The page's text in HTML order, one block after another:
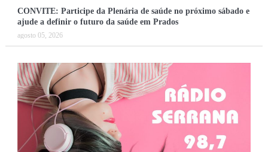
CONVITE: Participe da Plenária de saúde no próximo sábado e
ajude a definir o futuro da saúde em Prados
agosto 05, 2026